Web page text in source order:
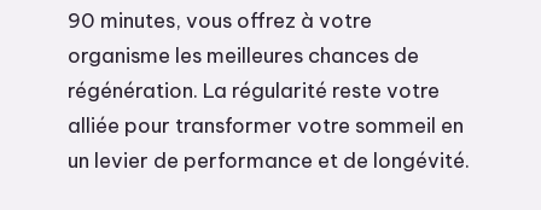
90 minutes, vous offrez à votre
organisme les meilleures chances de
régénération. La régularité reste votre
alliée pour transformer votre sommeil en
un levier de performance et de longévité.